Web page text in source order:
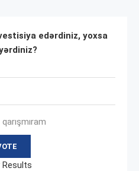
edərdiniz, yoxsa
Results